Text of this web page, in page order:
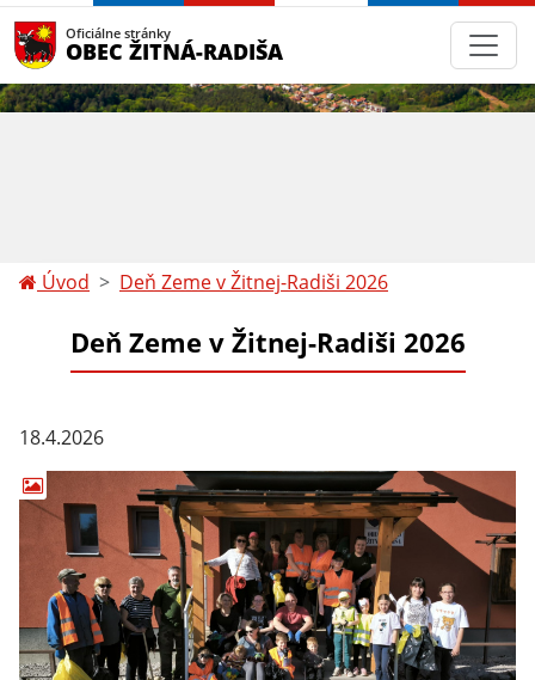
Oficiálne stránky
OBEC ŽITNÁ-RADIŠA
Úvod Deň Zeme v Žitnej-Radiši 2026
Deň Zeme v Žitnej-Radiši 2026
18.4.2026